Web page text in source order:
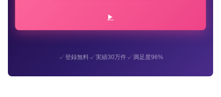
✓登録無料✓実績30万件✓満足度96%